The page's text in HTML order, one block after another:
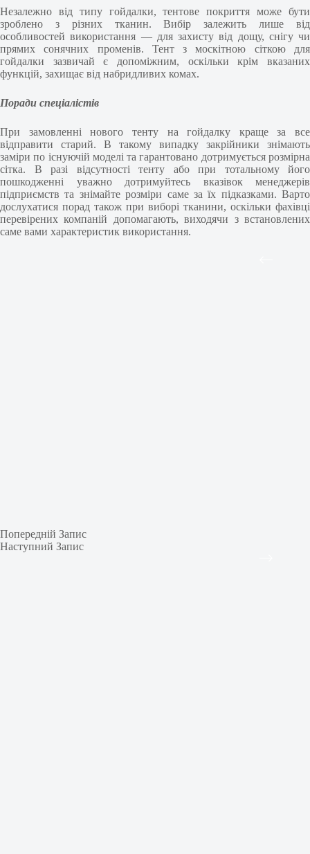
Незалежно від типу гойдалки, тентове покриття може бути
зроблено з різних тканин. Вибір залежить лише від
особливостей використання — для захисту від дощу, снігу чи
прямих сонячних променів. Тент з москітною сіткою для
гойдалки зазвичай є допоміжним, оскільки крім вказаних
функцій, захищає від набридливих комах.
Поради спеціалістів
При замовленні нового тенту на гойдалку краще за все
відправити старий. В такому випадку закрійники знімають
заміри по існуючій моделі та гарантовано дотримується розмірна
сітка. В разі відсутності тенту або при тотальному його
пошкодженні уважно дотримуйтесь вказівок менеджерів
підприємств та знімайте розміри саме за їх підказками. Варто
дослухатися порад також при виборі тканини, оскільки фахівці
перевірених компаній допомагають, виходячи з встановлених
саме вами характеристик використання.
Попередній Запис
Наступний Запис